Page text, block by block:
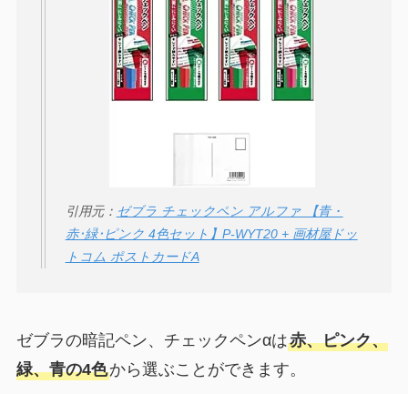
引用元： ゼブラ チェックペン アルファ 【青・
赤･緑･ピンク 4色セット】P-WYT20 + 画材屋ドッ
トコム ポストカードA
ゼブラの暗記ペン、チェックペンαは赤、ピンク、
緑、青の4色から選ぶことができます。